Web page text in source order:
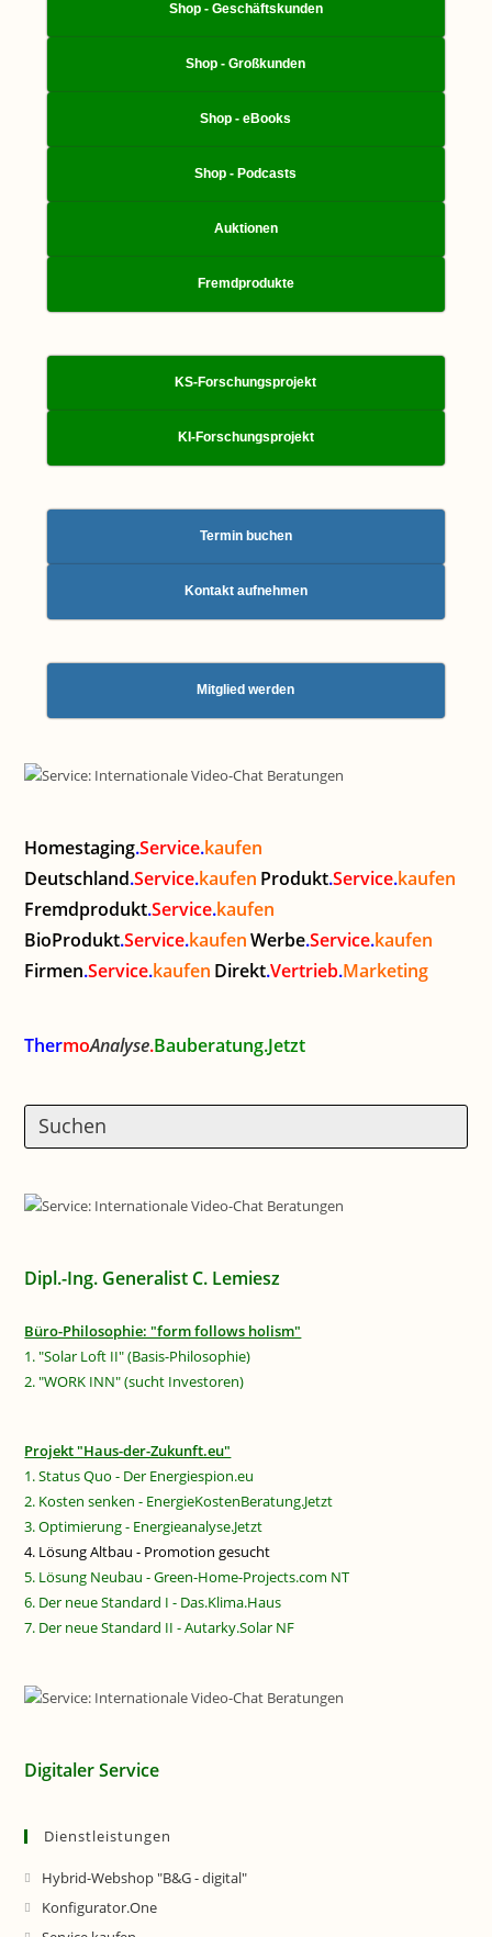
Shop - Geschäftskunden
Shop - Großkunden
Shop - eBooks
Shop - Podcasts
Auktionen
Fremdprodukte
KS-Forschungsprojekt
KI-Forschungsprojekt
Termin buchen
Kontakt aufnehmen
Mitglied werden
Homestaging.Service.kaufen
Deutschland.Service.kaufen Produkt.Service.kaufen
Fremdprodukt.Service.kaufen
BioProdukt.Service.kaufen Werbe.Service.kaufen
Firmen.Service.kaufen Direkt.Vertrieb.Marketing
ThermoAnalyse.Bauberatung.Jetzt
Dipl.-Ing. Generalist C. Lemiesz
Büro-Philosophie: "form follows holism"
1. "Solar Loft II" (Basis-Philosophie)
2. "WORK INN" (sucht Investoren)
Projekt "Haus-der-Zukunft.eu"
1. Status Quo - Der Energiespion.eu
2. Kosten senken - EnergieKostenBeratung.Jetzt
3. Optimierung - Energieanalyse.Jetzt
4. Lösung Altbau - Promotion gesucht
5. Lösung Neubau - Green-Home-Projects.com NT
6. Der neue Standard I - Das.Klima.Haus
7. Der neue Standard II - Autarky.Solar NF
Digitaler Service
Dienstleistungen
Hybrid-Webshop "B&G - digital"
Konfigurator.One